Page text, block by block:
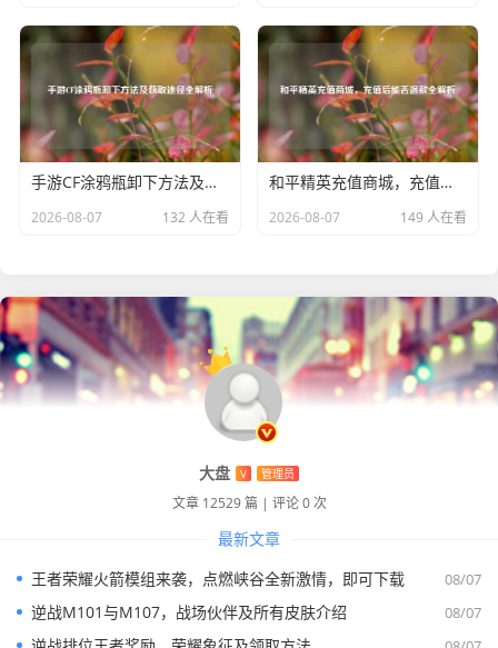
手游CF涂鸦瓶卸下方法及获取途径全解析
2026-08-07 132 人在看
和平精英充值商城，充值后能否退款全解析
2026-08-07 149 人在看
大盘 V 管理员
文章 12529 篇 | 评论 0 次
最新文章
08/07
王者荣耀火箭模组来袭，点燃峡谷全新激情，即可下载
08/07
逆战M101与M107，战场伙伴及所有皮肤介绍